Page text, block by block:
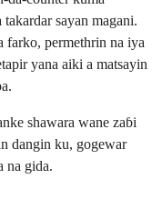
sayan magani.
farko, permethrin na iya
yana aiki a matsayin
shawara wane zaɓi
dangin ku, gogewar
na gida.